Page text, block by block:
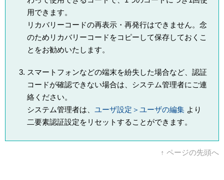
用できます。
リカバリーコードの再表示・再発行はできません。念
のためリカバリーコードをコピーして保存しておくこ
とをお勧めいたします。
スマートフォンなどの端末を紛失した場合など、認証
コードが確認できない場合は、システム管理者にご連
絡ください。
システム管理者は、 ユーザ設定＞ユーザの編集より
二要素認証設定をリセットすることができます。
↑ ページの先頭へ